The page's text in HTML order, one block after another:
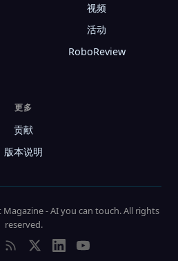
视频
活动
RoboReview
更多
贡献
版本说明
- AI you can touch. All rights
reserved.